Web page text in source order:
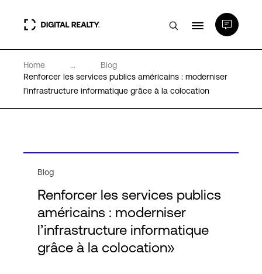
Data Centers
PlatformDIGITAL®
A propos de nous
Home ...
Blog
Renforcer les services publics américains : moderniser
l’infrastructure informatique grâce à la colocation
Blog
Renforcer les services publics
américains : moderniser
l’infrastructure informatique
grâce à la colocation»